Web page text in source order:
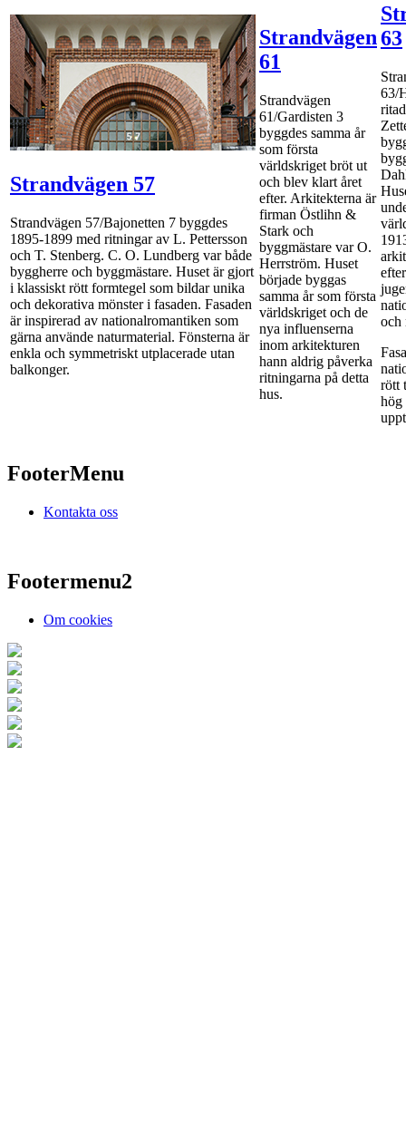
Strandvägen 57
Strandvägen 57/Bajonetten 7 byggdes
1895-1899 med ritningar av L. Pettersson
och T. Stenberg. C. O. Lundberg var både
byggherre och byggmästare. Huset är gjort
i klassiskt rött formtegel som bildar unika
och dekorativa mönster i fasaden. Fasaden
är inspirerad av nationalromantiken som
gärna använde naturmaterial. Fönsterna är
enkla och symmetriskt utplacerade utan
balkonger.
Strandvägen
61
Strandvägen
61/Gardisten 3
byggdes samma år
som första
världskriget bröt ut
och blev klart året
efter. Arkitekterna är
firman Östlihn &
Stark och
byggmästare var O.
Herrström. Huset
började byggas
samma år som första
världskriget och de
nya influenserna
inom arkitekturen
hann aldrig påverka
ritningarna på detta
hus.
63
63/
och
rött
hög
FooterMenu
Kontakta oss
Footermenu2
Om cookies